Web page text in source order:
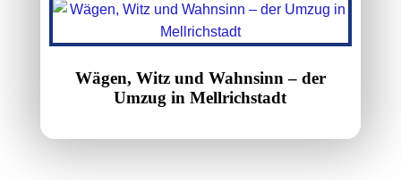
Wägen, Witz und Wahnsinn – der
Umzug in Mellrichstadt